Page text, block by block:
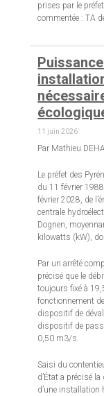
prises par le
commentée : TA
11 juin 2026
Par Mathieu
Le préfet des
du 11 février
février 2028, de
centrale
Dognen,
kilowatts (kW),
Par un arrêté
précisé que le
toujours fixé à
fonctionnement
dispositif de
dispositif de
0,50 m3/s.
Saisi du
d’État a précisé
d’une installation